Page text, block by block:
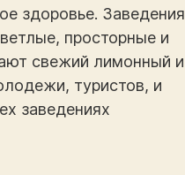
здоровье. Заведения
просторные и
свежий лимонный и
туристов, и
заведениях